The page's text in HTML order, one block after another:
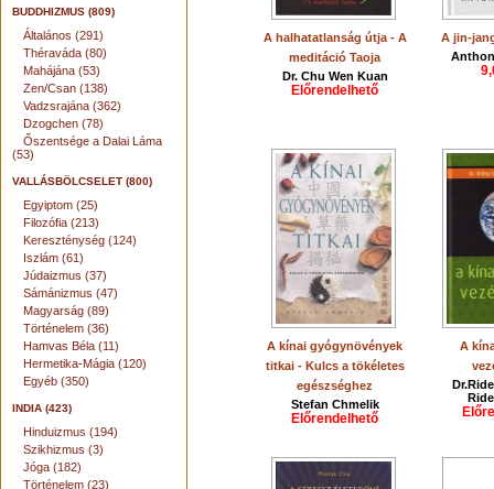
BUDDHIZMUS (809)
Általános (291)
Théraváda (80)
Mahájána (53)
Zen/Csan (138)
Vadzsrajána (362)
Dzogchen (78)
Őszentsége a Dalai Láma
(53)
VALLÁSBÖLCSELET (800)
Egyiptom (25)
Filozófia (213)
Kereszténység (124)
Iszlám (61)
Júdaizmus (37)
Sámánizmus (47)
Magyarság (89)
Történelem (36)
Hamvas Béla (11)
Hermetika-Mágia (120)
Egyéb (350)
INDIA (423)
Hinduizmus (194)
Szikhizmus (3)
Jóga (182)
Történelem (23)
A halhatatlanság útja - A
meditáció Taoja
Dr. Chu Wen Kuan
Előrendelhető
A jin-
A kínai gyógynövények
titkai - Kulcs a tökéletes
egészséghez
Stefan Chmelik
Előrendelhető
A